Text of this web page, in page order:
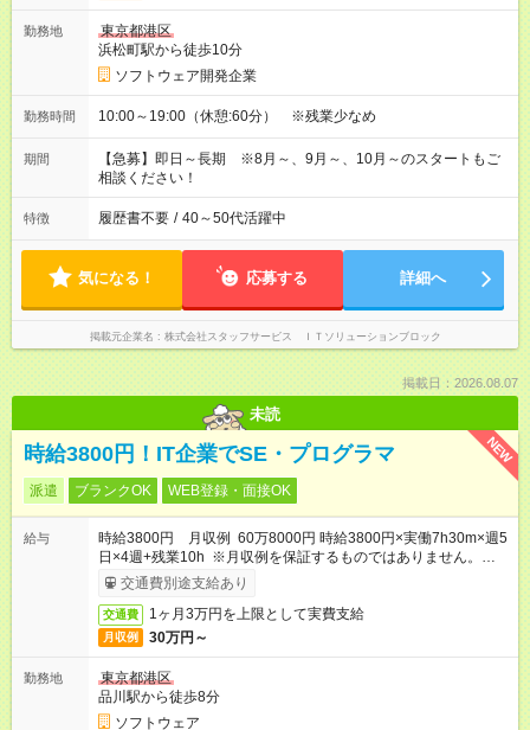
勤務地
東京都港区
浜松町駅から徒歩10分
ソフトウェア開発企業
勤務時間 10:00～19:00（休憩:60分） ※残業少なめ
期間
【急募】即日～長期 ※8月～、9月～、10月～のスタートもご
相談ください！
特徴 履歴書不要 / 40～50代活躍中
気になる！ 応募する 詳細へ
掲載元企業名 株式会社スタッフサービス ＩＴソリューションブロック
掲載日：2026.08.07
未読
NEW
時給3800円！IT企業でSE・プログラマ
派遣 ブランクOK WEB登録・面接OK
給与
時給3800円 月収例 60万8000円 時給3800円×実働7h30m×週5
日×4週+残業10h ※月収例を保証するものではありません。※給
与即受取りサービス利用可（利用条件有）
交通費別途支給あり
交通費 1ヶ月3万円を上限として実費支給
月収例 30万円～
勤務地
東京都港区
品川駅から徒歩8分
ソフトウェア